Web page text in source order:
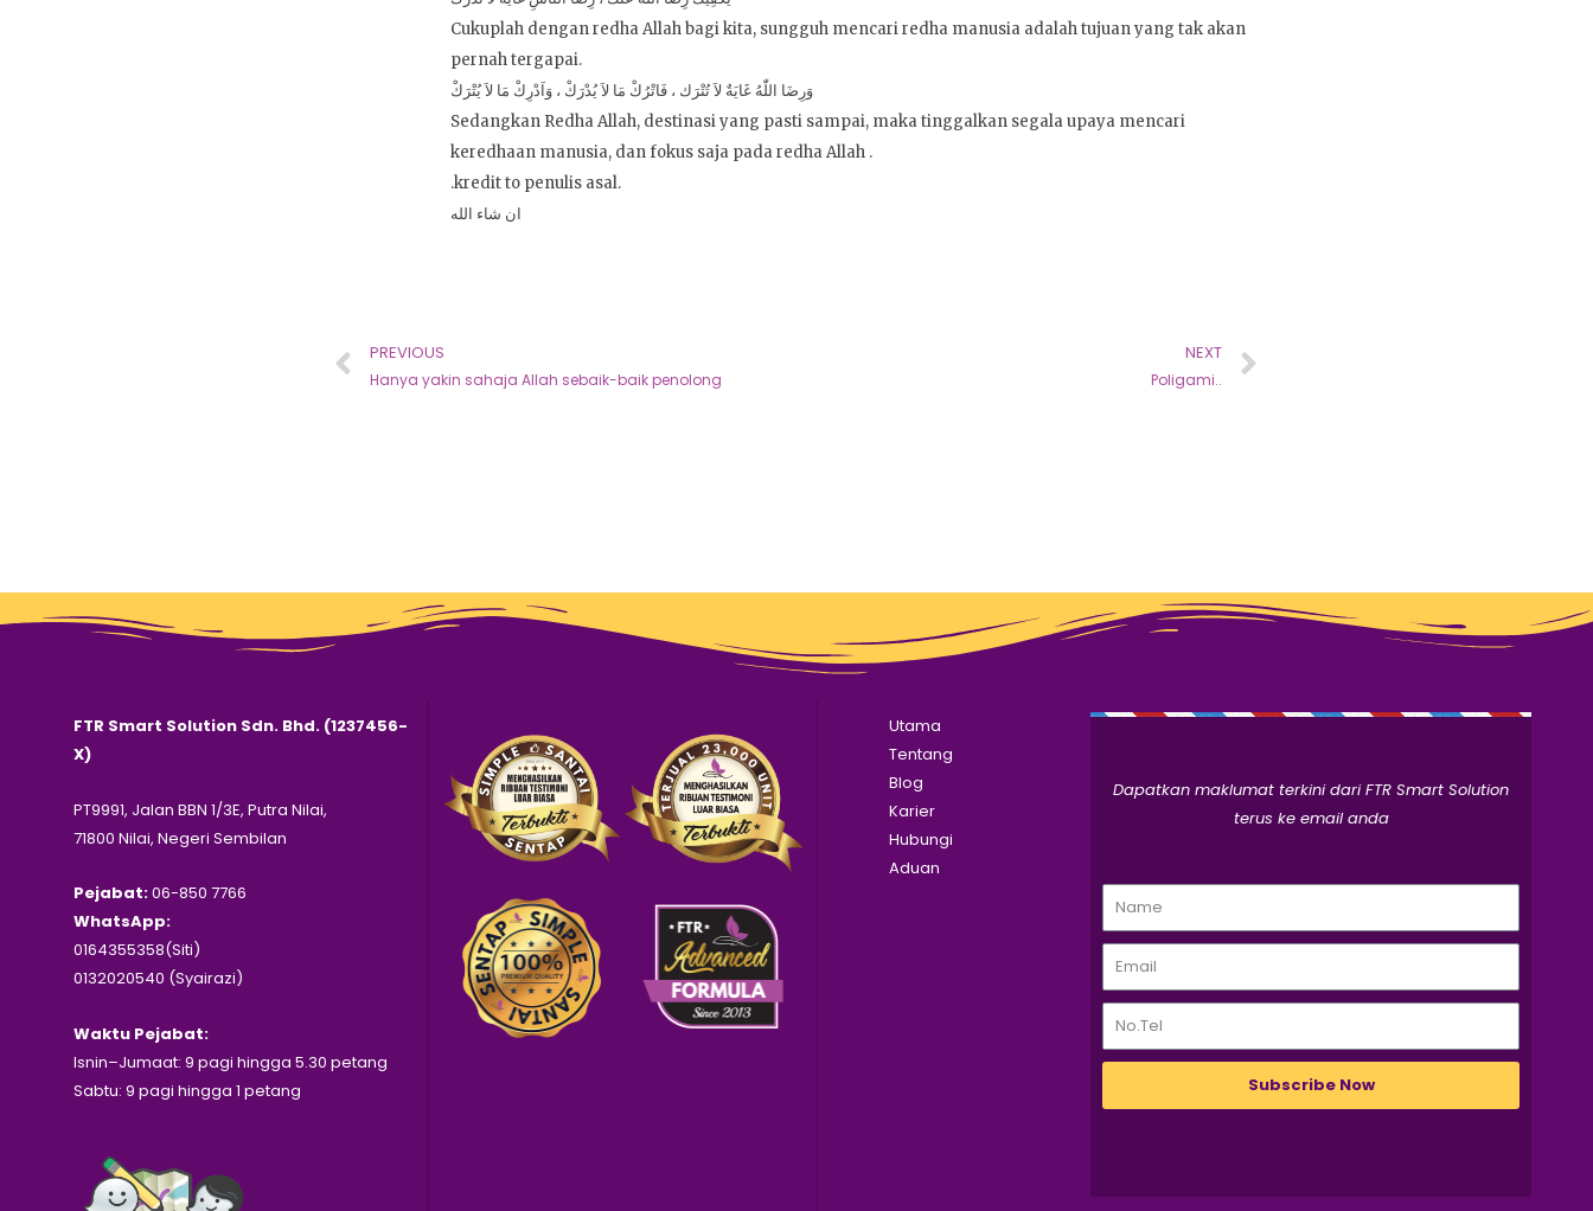
Cukuplah dengan redha Allah bagi kita, sungguh mencari redha manusia adalah tujuan yang tak akan
pernah tergapai.
وَرِضَا اللّٰهُ غَايَةٌ لاَ تُتْرَك ، فَاتْرُكْ مَا لاَ يُدْرَكْ ، وَاَدْرِكْ مَا لاَ يُتْرَكْ
Sedangkan Redha Allah, destinasi yang pasti sampai, maka tinggalkan segala upaya mencari
keredhaan manusia, dan fokus saja pada redha Allah .
.kredit to penulis asal.
ان شاء الله
PREVIOUS
Hanya yakin sahaja Allah sebaik-baik penolong
NEXT
Poligami..
FTR Smart Solution Sdn. Bhd. (1237456-
X)
PT9991, Jalan BBN 1/3E, Putra Nilai,
71800 Nilai, Negeri Sembilan
Pejabat:06-850 7766
WhatsApp:
0164355358(Siti)
0132020540 (Syairazi)
Waktu Pejabat:
Isnin–Jumaat: 9 pagi hingga 5.30 petang
Sabtu: 9 pagi hingga 1 petang
Utama
Tentang
Blog
Karier
Hubungi
Aduan
Dapatkan maklumat terkini dari FTR Smart Solution
terus ke email anda
Subscribe Now